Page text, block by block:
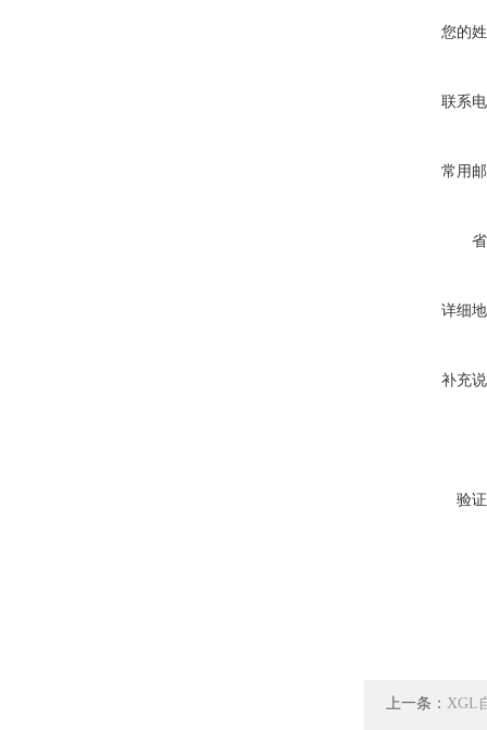
您的
联系
常用
详细
补充
验
上一条： XGL